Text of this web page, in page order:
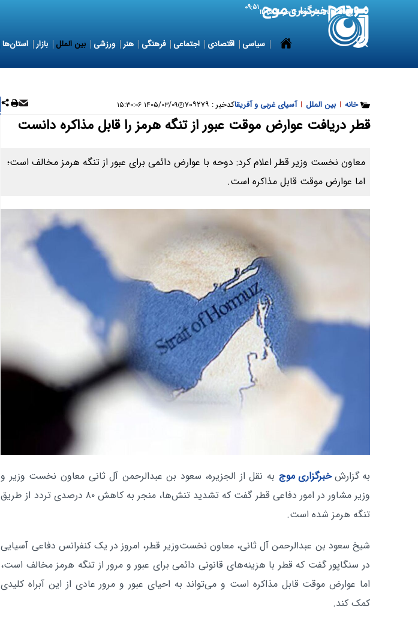
7 August 2026 جمعه ۱۶ مرداد ۱۴۰۵ ۰۹:۵۱
سیاسی اقتصادی اجتماعی فرهنگی هنر ورزشی بین الملل بازار استان‌ها
خانه | بین الملل | آسیای غربی و آفریقاکدخبر : ۷۰۹۲۷۹ ۱۴۰۵/۰۳/۰۹ ۱۵:۳۰:۰۶
قطر دریافت عوارض موقت عبور از تنگه هرمز را قابل مذاکره دانست
معاون نخست وزیر قطر اعلام کرد: دوحه با عوارض دائمی برای عبور از تنگه هرمز مخالف است؛
اما عوارض موقت قابل مذاکره است.
به گزارشخبرگزاری موج به نقل از الجزیره، سعود بن عبدالرحمن آل ثانی معاون نخست وزیر و
وزیر مشاور در امور دفاعی قطر گفت که تشدید تنش‌ها، منجر به کاهش ۸۰ درصدی تردد از طریق
تنگه هرمز شده است.
شیخ سعود بن عبدالرحمن آل ثانی، معاون نخست‌وزیر قطر، امروز در یک کنفرانس دفاعی آسیایی
در سنگاپور گفت که قطر با هزینه‌های قانونی دائمی برای عبور و مرور از تنگه هرمز مخالف است،
اما عوارض موقت قابل مذاکره است و می‌تواند به احیای عبور و مرور عادی از این آبراه کلیدی
کمک کند.